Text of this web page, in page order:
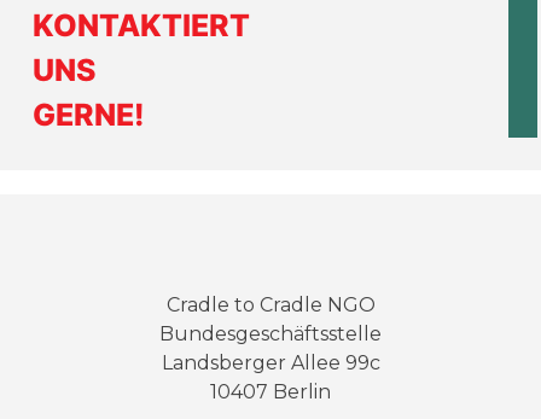
KONTAKTIERT
UNS
GERNE!
Cradle to Cradle NGO
Bundesgeschäftsstelle
Landsberger Allee 99c
10407 Berlin